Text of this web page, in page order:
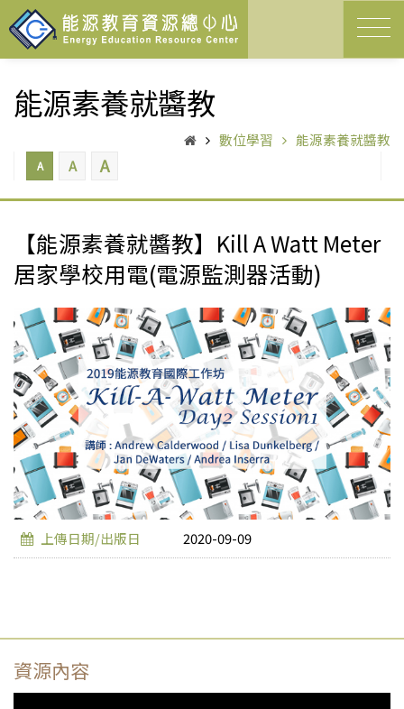
能源素養就醬教
數位學習 能源素養就醬教
A A A
【能源素養就醬教】Kill A Watt Meter
居家學校用電(電源監測器活動)
上傳日期/出版日 2020-09-09
資源內容